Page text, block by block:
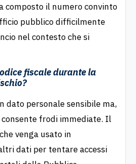
composto il numero convinto
pubblico difficilmente
nel contesto che si
fiscale durante la
dato personale sensibile ma,
frodi immediate. Il
venga usato in
dati per tentare accessi